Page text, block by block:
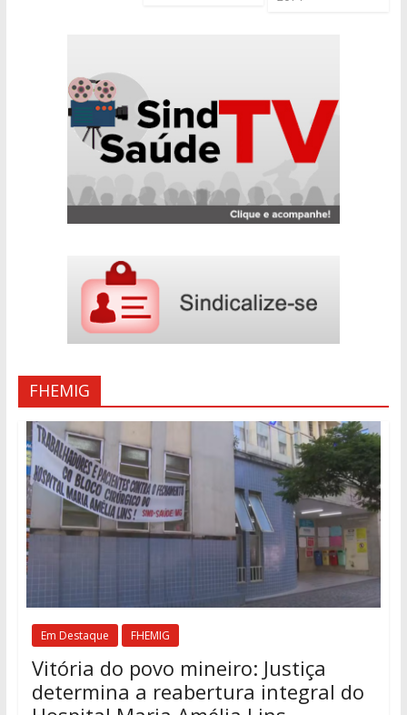
FHEMIG
Em Destaque FHEMIG
Vitória do povo mineiro: Justiça
determina a reabertura integral do